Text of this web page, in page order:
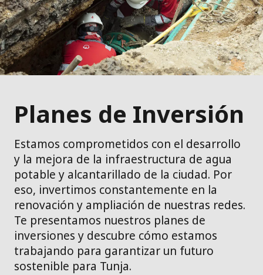
Planes de Inversión
Estamos comprometidos con el desarrollo
y la mejora de la infraestructura de agua
potable y alcantarillado de la ciudad. Por
eso, invertimos constantemente en la
renovación y ampliación de nuestras redes.
Te presentamos nuestros planes de
inversiones y descubre cómo estamos
trabajando para garantizar un futuro
sostenible para Tunja.